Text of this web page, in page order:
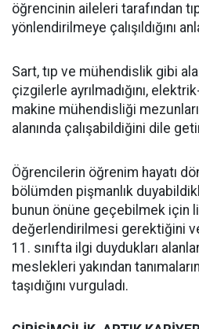
öğrencinin aileleri tarafından
yönlendirilmeye çalışıldığını
Sart, tıp ve mühendislik gibi
çizgilerle ayrılmadığını,
makine mühendisliği
alanında çalışabildiğini dile
Öğrencilerin öğrenim hayatı
bölümden pişmanlık
bunun önüne geçebilmek için
değerlendirilmesi gerektiğini
11. sınıfta ilgi duydukları
meslekleri yakından
taşıdığını vurguladı.